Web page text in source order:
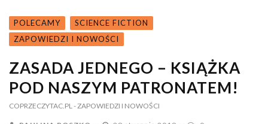
POLECAMY
SCIENCE FICTION
ZAPOWIEDZI I NOWOŚCI
ZASADA JEDNEGO – KSIĄŻKA
POD NASZYM PATRONATEM!
COPRZECZYTAC.PL - ZAPOWIEDZI I NOWOŚCI